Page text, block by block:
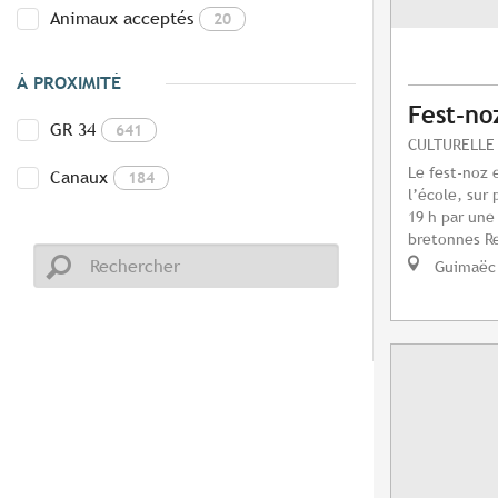
Animaux acceptés 20
À PROXIMITÉ
GR 34 641
Canaux 184
Fest-
CULTURELLE
Le fest-noz
l’école, sur
19 h par
bretonnes
Guimaëc